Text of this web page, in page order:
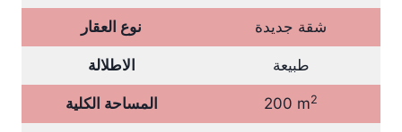
نوع العقار شقة جديدة
الاطلالة طبيعة
المساحة الكلية 200 m2